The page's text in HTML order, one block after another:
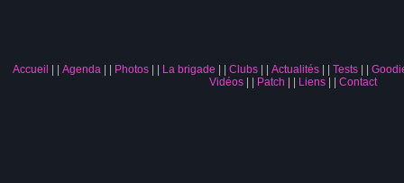
Accueil | Agenda| Photos| La brigade | Clubs| Actualités| Tests|
Vidéos| Patch | Liens| Contact